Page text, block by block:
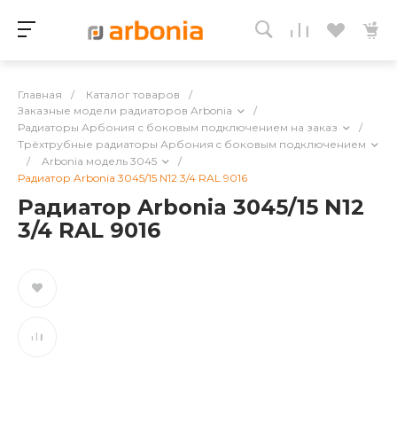
Главная / Каталог товаров
/
Заказные модели радиаторов Arbonia
/
Радиаторы Арбония с боковым подключением на заказ
/
Трёхтрубные радиаторы Арбония c боковым подключением
/
Arbonia модель 3045
/
Радиатор Arbonia 3045/15 N12 3/4 RAL 9016
Радиатор Arbonia 3045/15 N12
3/4 RAL 9016